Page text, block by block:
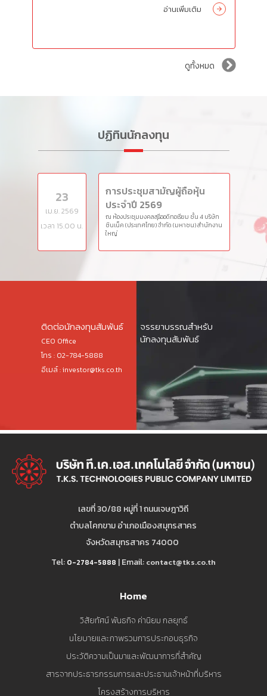
อ่านเพิ่มเติม
ดูทั้งหมด
ปฏิทินนักลงทุน
23
เม.ย. 2569
เวลา 15.00 น.
การประชุมสามัญผู้ถือหุ้น
ประจำปี 2569
ณ ห้องประชุมมงคลสุธีออดิทอเรียม ชั้น 4 บริษัท
ซินเน็ค (ประเทศไทย) จำกัด (มหาชน) สำนักงาน
ใหญ่
ติดต่อนักลงทุนสัมพันธ์
CEO Office
โทร : 02-784-5888
อีเมล์ :investor@tks.co.th
จรรยาบรรณสำหรับ
นักลงทุนสัมพันธ์
เลขที่ 30/88 หมู่ที่ 1 ถนนเจษฎาวิถี
ตำบลโคกขาม อำเภอเมืองสมุทรสาคร
จังหวัดสมุทรสาคร 74000
Tel: 0-2784-5888 | Email: contact@tks.co.th
Home
วิสัยทัศน์ พันธกิจ ค่านิยม กลยุทธ์
นโยบายและภาพรวมการประกอบธุรกิจ
ประวัติความเป็นมาและพัฒนาการที่สำคัญ
สารจากประธารกรรมการและประธานเจ้าหน้าที่บริหาร
โครงสร้างการบริหาร